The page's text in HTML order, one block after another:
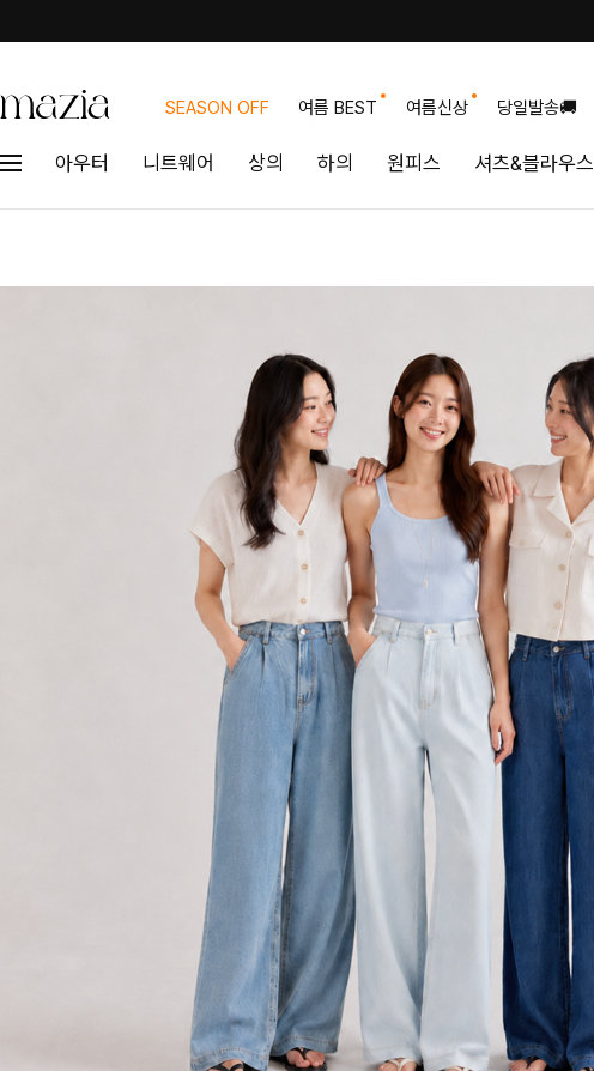
SEASON OFF 여름 BEST 여름신상 당일발송🚚
아우터 니트웨어 상의 하의 원피스 셔츠&블라우스